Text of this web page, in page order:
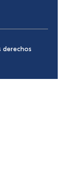
derechos